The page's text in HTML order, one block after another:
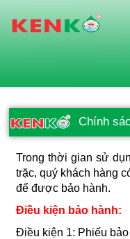
Chính
Trong thời gian sử
trặc, quý khách hàng
để được bảo hành.
Điều kiện bảo hành:
Điều kiện 1: Phiếu